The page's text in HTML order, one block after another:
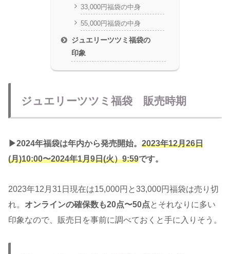
33,000円福袋の中身
55,000円福袋の中身
ジュエリーツツミ福袋の
印象
ジュエリーツツミ福袋 販売時期
▶︎2024年福袋は年内から発売開始。 2023年12月26日
(月)10:00〜2024年1月9日(火）9:59です。
2023年12月31日現在は15,000円と33,000円福袋は売り切
れ。 オンラインの確保数も20点〜50点 とそれなりに多い
印象なので、販売日を事前に調べておくと手に入りそう。